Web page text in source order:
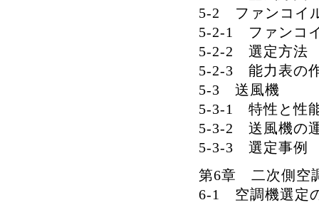
5-2 ファンコイ
5-2-1 ファンコ
5-2-2 選定方法
5-2-3 能力表の
5-3 送風機
5-3-1 特性と性
5-3-2 送風機の
5-3-3 選定事例
第6章 二次側空
6-1 空調機選定